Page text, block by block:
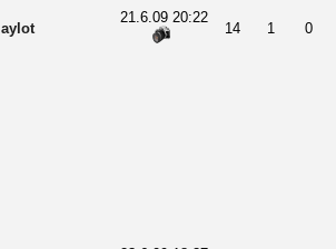
aylot
21.6.09 20:22
14 1 0